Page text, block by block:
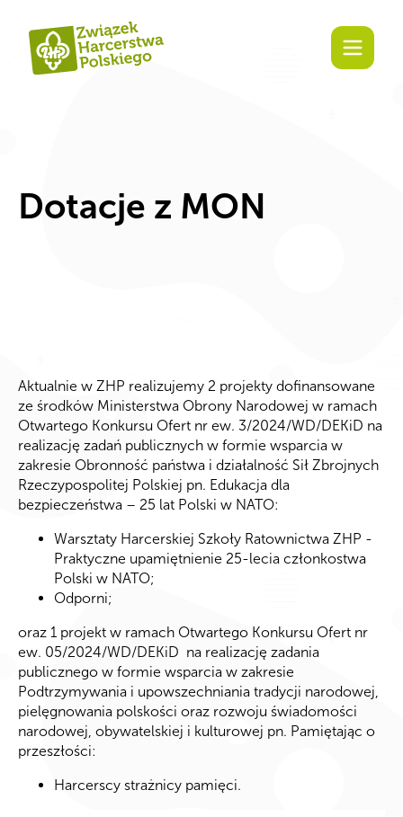
Dotacje z MON
Aktualnie w ZHP realizujemy 2 projekty dofinansowane
ze środków Ministerstwa Obrony Narodowej w ramach
Otwartego Konkursu Ofert nr ew. 3/2024/WD/DEKiD na
realizację zadań publicznych w formie wsparcia w
zakresie Obronność państwa i działalność Sił Zbrojnych
Rzeczypospolitej Polskiej pn. Edukacja dla
bezpieczeństwa – 25 lat Polski w NATO:
Warsztaty Harcerskiej Szkoły Ratownictwa ZHP -
Praktyczne upamiętnienie 25-lecia członkostwa
Polski w NATO;
Odporni;
oraz 1 projekt w ramach Otwartego Konkursu Ofert nr
ew. 05/2024/WD/DEKiD na realizację zadania
publicznego w formie wsparcia w zakresie
Podtrzymywania i upowszechniania tradycji narodowej,
pielęgnowania polskości oraz rozwoju świadomości
narodowej, obywatelskiej i kulturowej pn. Pamiętając o
przeszłości:
Harcerscy strażnicy pamięci.